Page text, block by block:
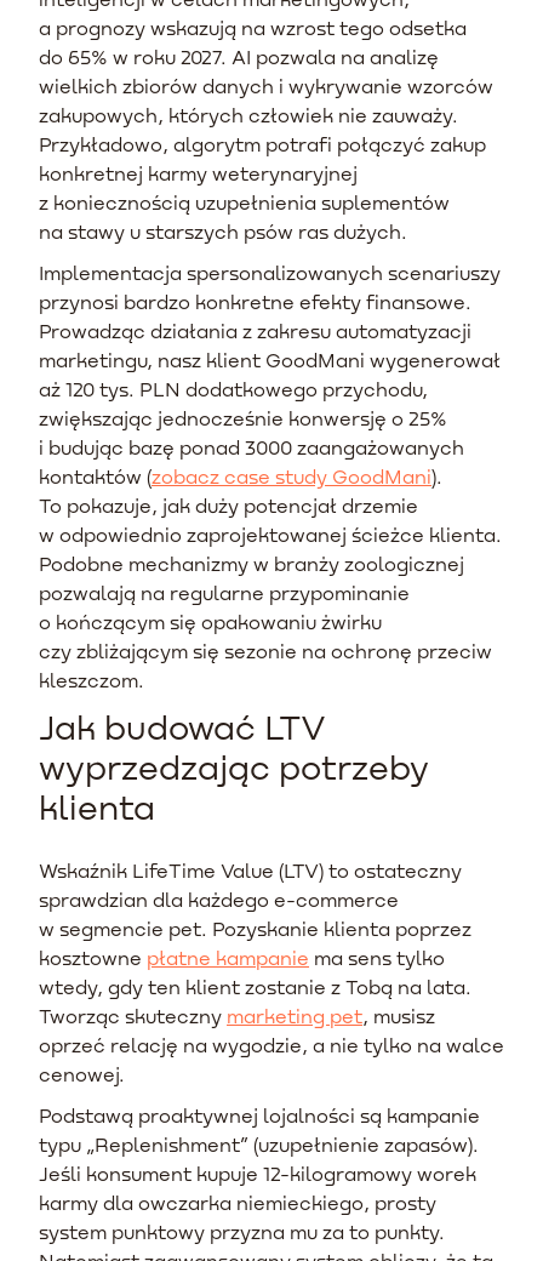
a prognozy wskazują na wzrost tego odsetka
do 65% w roku 2027. AI pozwala na analizę
wielkich zbiorów danych i wykrywanie wzorców
zakupowych, których człowiek nie zauważy.
Przykładowo, algorytm potrafi połączyć zakup
konkretnej karmy weterynaryjnej
z koniecznością uzupełnienia suplementów
na stawy u starszych psów ras dużych.
Implementacja spersonalizowanych scenariuszy
przynosi bardzo konkretne efekty finansowe.
Prowadząc działania z zakresu automatyzacji
marketingu, nasz klient GoodMani wygenerował
aż 120 tys. PLN dodatkowego przychodu,
zwiększając jednocześnie konwersję o 25%
i budując bazę ponad 3000 zaangażowanych
kontaktów (zobacz case study GoodMani).
To pokazuje, jak duży potencjał drzemie
w odpowiednio zaprojektowanej ścieżce klienta.
Podobne mechanizmy w branży zoologicznej
pozwalają na regularne przypominanie
o kończącym się opakowaniu żwirku
czy zbliżającym się sezonie na ochronę przeciw
kleszczom.
Jak budować LTV
wyprzedzając potrzeby
klienta
Wskaźnik LifeTime Value (LTV) to ostateczny
sprawdzian dla każdego e-commerce
w segmencie pet. Pozyskanie klienta poprzez
kosztowne płatne kampanie ma sens tylko
wtedy, gdy ten klient zostanie z Tobą na lata.
Tworząc skuteczny marketing pet, musisz
oprzeć relację na wygodzie, a nie tylko na walce
cenowej.
Podstawą proaktywnej lojalności są kampanie
typu „Replenishment” (uzupełnienie zapasów).
Jeśli konsument kupuje 12-kilogramowy worek
karmy dla owczarka niemieckiego, prosty
system punktowy przyzna mu za to punkty.